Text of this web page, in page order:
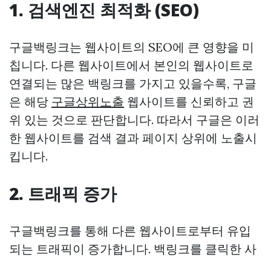
1. 검색엔진 최적화 (SEO)
구글백링크는 웹사이트의 SEO에 큰 영향을 미
칩니다. 다른 웹사이트에서 본인의 웹사이트로
연결되는 많은 백링크를 가지고 있을수록, 구글
은 해당 구글상위노출 웹사이트를 신뢰하고 권
위 있는 것으로 판단합니다. 따라서 구글은 이러
한 웹사이트를 검색 결과 페이지 상위에 노출시
킵니다.
2. 트래픽 증가
구글백링크를 통해 다른 웹사이트로부터 유입
되는 트래픽이 증가합니다. 백링크를 클릭한 사